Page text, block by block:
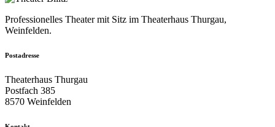
Professionelles Theater mit Sitz im Theaterhaus Thurgau,
Weinfelden.
Postadresse
Theaterhaus Thurgau
Postfach 385
8570 Weinfelden